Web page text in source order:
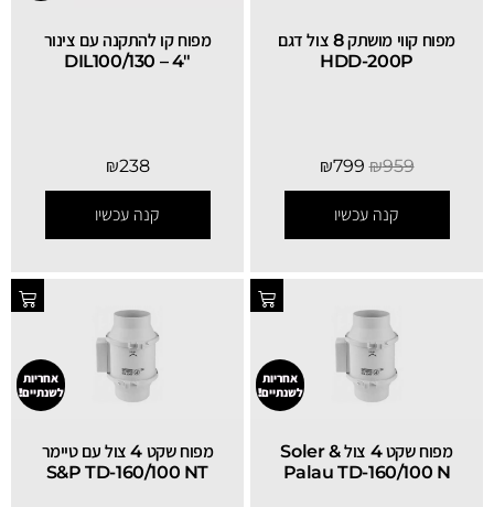
מפוח קווי מושתק 8 צול דגם
HDD-200P
₪959
₪799
קנה עכשיו
מפוח קו להתקנה עם צינור
"4 – DIL100/130
₪238
קנה עכשיו
מפוח שקט 4 צול Soler &
Palau TD-160/100 N
אחריות
לשנתיים!
מפוח שקט 4 צול עם טיימר
S&P TD-160/100 NT
אחריות
לשנתיים!